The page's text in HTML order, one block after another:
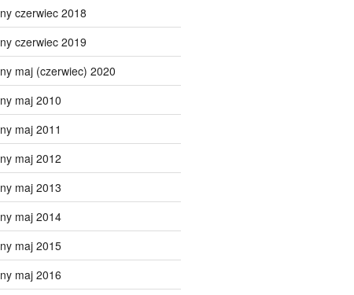
czerwiec 2018
czerwiec 2019
maj (czerwiec) 2020
maj 2010
maj 2011
maj 2012
maj 2013
maj 2014
maj 2015
maj 2016